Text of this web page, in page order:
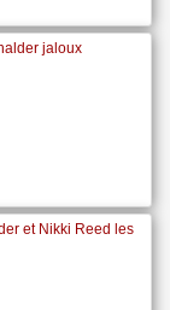
jaloux
et Nikki Reed les